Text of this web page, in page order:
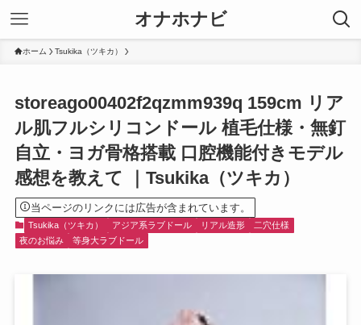
オナホナビ
ホーム Tsukika（ツキカ）
storeago00402f2qzmm939q 159cm リア
ル肌フルシリコンドール 植毛仕様・無釘
自立・ヨガ骨格搭載 口腔機能付きモデル
感想を教えて ｜Tsukika（ツキカ）
当ページのリンクには広告が含まれています。
Tsukika（ツキカ） アジア系ラブドール リアル造形
二穴仕様
夜のお悩み
等身大ラブドール